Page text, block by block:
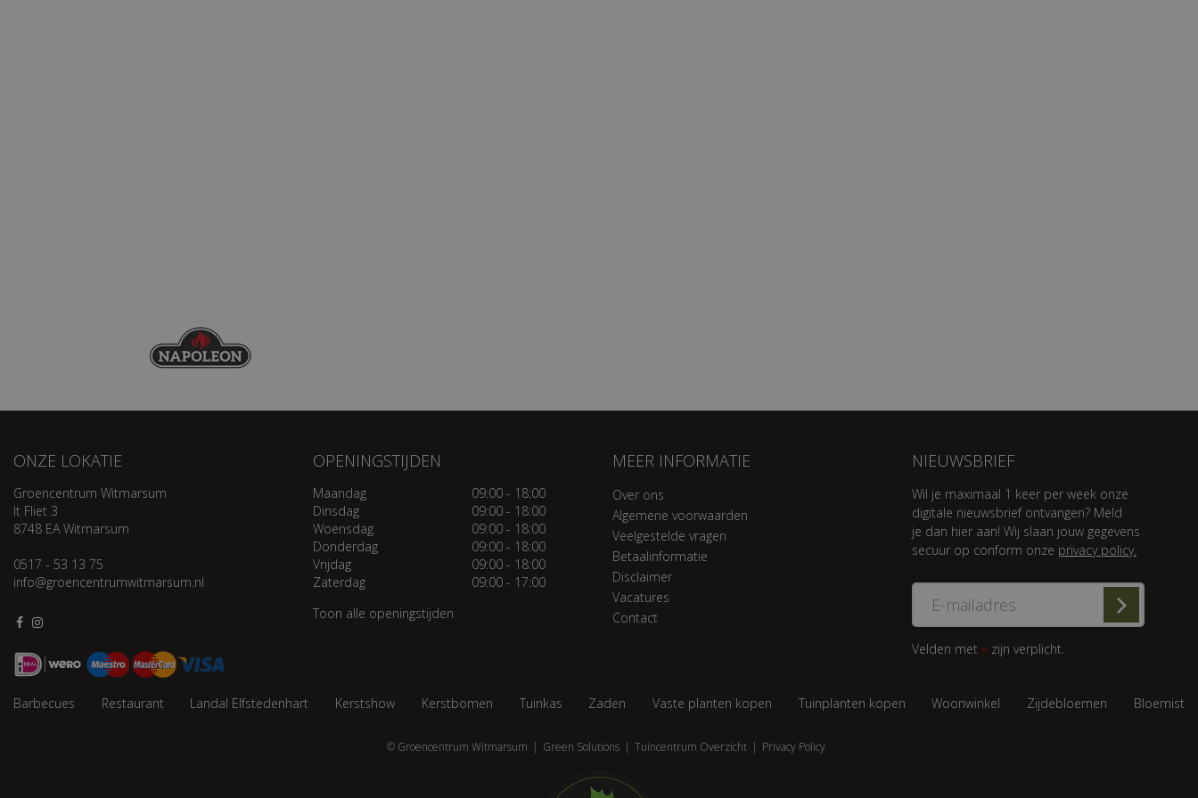
ONZE LOKATIE
Groencentrum Witmarsum
It Fliet 3
8748 EA Witmarsum
0517 - 53 13 75
info@groencentrumwitmarsum.nl
OPENINGSTIJDEN
Maandag
09:00 - 18:00
Dinsdag
09:00 - 18:00
Woensdag
09:00 - 18:00
Donderdag
09:00 - 18:00
Vrijdag
09:00 - 18:00
Zaterdag
09:00 - 17:00
Toon alle openingstijden
MEER INFORMATIE
Over ons
Algemene voorwaarden
Veelgestelde vragen
Betaalinformatie
Disclaimer
Vacatures
Contact
NIEUWSBRIEF
Wil je maximaal 1 keer per week onze
digitale nieuwsbrief ontvangen? Meld
je dan hier aan! Wij slaan jouw gegevens
secuur op conform onze privacy policy.
Velden met * zijn verplicht.
Barbecues Restaurant Landal Elfstedenhart Kerstshow Kerstbomen Tuinkas Zaden Vaste planten kopen Tuinplanten kopen Woonwinkel Zijdebloemen Bloemist
© Groencentrum Witmarsum Green Solutions Tuincentrum Overzicht Privacy Policy